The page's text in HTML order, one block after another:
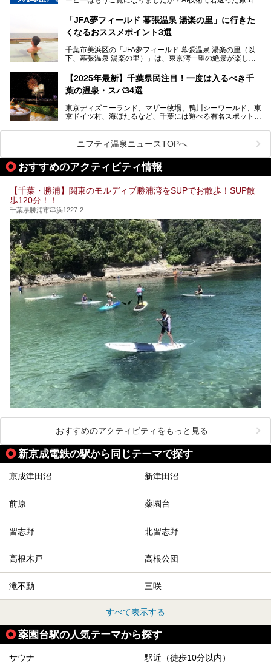
スペースや休憩スペースが充実した施設、子連れファミリー
向けの施設など、目的に合わせたおすすめの施設を紹介しま
す。
ださい。
です。
伝えるムービーです。公開を記念して、スパメッツァおおた
か竜泉寺の湯にて体験イベントを開催。花王サクセスの製品
が無料で試せるチャンスです！
提供元：花王株式会社【PR】
この記事は花王株式会社商品のPRレポート記事です。
「JFA夢フィールド 幕張温泉 湯楽の里」に行きた
くなるおススメポイント3選
千葉市美浜区の「JFA夢フィールド 幕張温泉 湯楽の里（以
下、幕張温泉 湯楽の里）」は、東京湾一望の絶景が楽しめ
設備も天然温泉の露天風呂、サウナ、岩盤浴のほか、高濃度
炭酸泉、海の見えるお休み処や食事処、展望抜群の屋上ま
で、年代を問わずたっぷり楽しめます。
今回は人気のこの施設の中でも、特におススメしたい3つの
ポイントについて厳選してお届けします。読めばきっと、行
【2025年最新】千葉県民注目！一度は入るべき千
葉の温泉・スパ34選
東京ディズニーランド、マザー牧場、鴨川シーワールド、東
京ドイツ村、海ほたるなど、千葉には遊べる有名スポットが
県で生まれ、千葉県で育ち、つい最近まで千葉在住だった私
がお勧めする、一度は入るべき千葉の温泉・スパ34選をま
とめました。
ニフティ温泉ニュースTOPへ
おすすめのアクティビティ情報
【千葉・勝浦】関東のモルディブ勝浦湾をSUPでお散歩！SUP散
歩120分！！
千葉県勝浦市串浜1227-2
おすすめのアクティビティをもっと見る
新京成電鉄の駅から同じテーマで探す
京成津田沼 新津田沼
前原 薬園台
習志野 北習志野
高根木戸 高根公団
滝不動 三咲
すべて表示する
薬園台駅の人気テーマから探す
サウナ 駅近（徒歩10分以内）